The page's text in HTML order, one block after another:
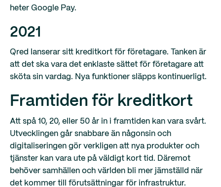
heter Google Pay.
2021
Qred lanserar sitt kreditkort för företagare. Tanken är
att det ska vara det enklaste sättet för företagare att
sköta sin vardag. Nya funktioner släpps kontinuerligt.
Framtiden för kreditkort
Att spå 10, 20, eller 50 år in i framtiden kan vara svårt.
Utvecklingen går snabbare än någonsin och
digitaliseringen gör verkligen att nya produkter och
tjänster kan vara ute på väldigt kort tid. Däremot
behöver samhällen och världen bli mer jämställd när
det kommer till förutsättningar för infrastruktur.